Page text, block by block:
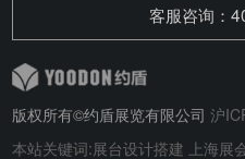
客服咨询：
版权所有©约盾展览有限公司 沪
本站关键词:展台设计搭建 上海展